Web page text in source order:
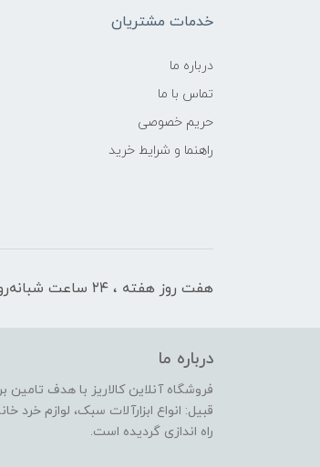
خدمات مشتریان
درباره ما
تماس با ما
حریم خصوصی
راهنما و شرایط خرید
هفت روز هفته ، ۲۴ ساعت شبانه‌روز پاسخگوی شما هستیم
درباره ما
فروشگاه آنلاین کالاریز با هدف تامین
قبیل: انواع ابزارآلات سبک، لوازم خرد
راه اندازی گردیده است.